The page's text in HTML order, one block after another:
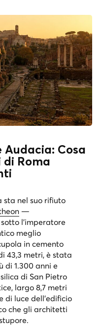
Cosa
di Roma
sta nel suo rifiuto
—
l’imperatore
meglio
in cemento
43,3 metri, è stata
di 1.300 anni e
di San Pietro
largo 8,7 metri
di luce dell’edificio
che gli architetti